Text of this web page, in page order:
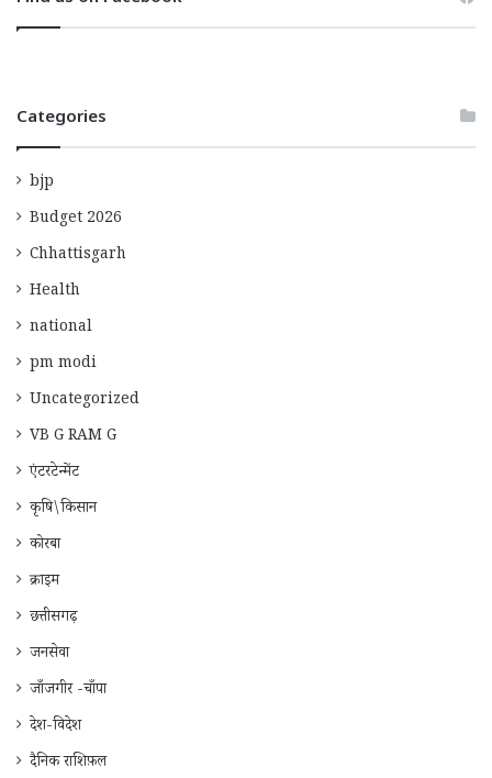
Categories
bjp
Budget 2026
Chhattisgarh
Health
national
pm modi
Uncategorized
VB G RAM G
एंटरटेन्मेंट
कृषि\किसान
कोरबा
क्राइम
छत्तीसगढ़
जनसेवा
जाँजगीर -चाँपा
देश-विदेश
दैनिक राशिफ़ल